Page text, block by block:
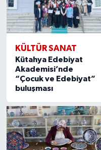
KÜLTÜR SANAT
Kütahya Edebiyat
Akademisi’nde
“Çocuk ve Edebiyat”
buluşması